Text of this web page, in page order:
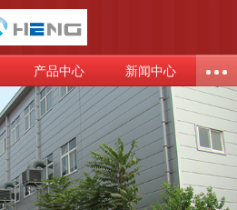
产品中心 新闻中心